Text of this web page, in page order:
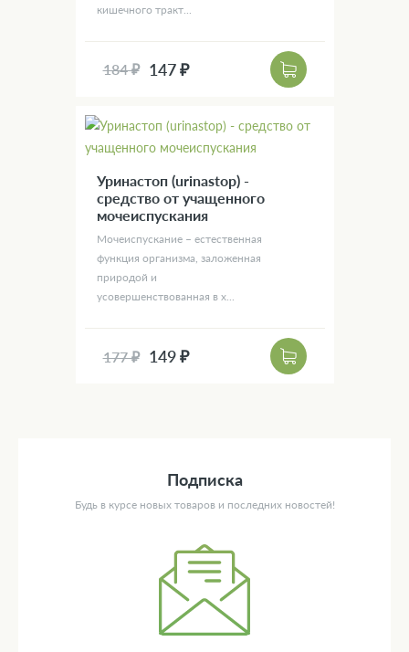
кишечного тракт...
184 ₽ 147 ₽
Уринастоп (urinastop) -
средство от учащенного
мочеиспускания
Мочеиспускание – естественная
функция организма, заложенная
природой и
усовершенствованная в х...
177 ₽ 149 ₽
Подписка
Будь в курсе новых товаров и последних новостей!